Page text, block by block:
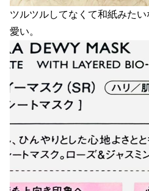
ツルツルしてなくて和紙みた
愛い。